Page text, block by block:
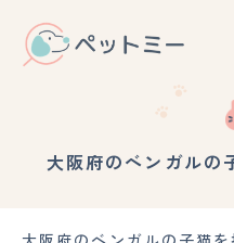
大阪府のベンガルの